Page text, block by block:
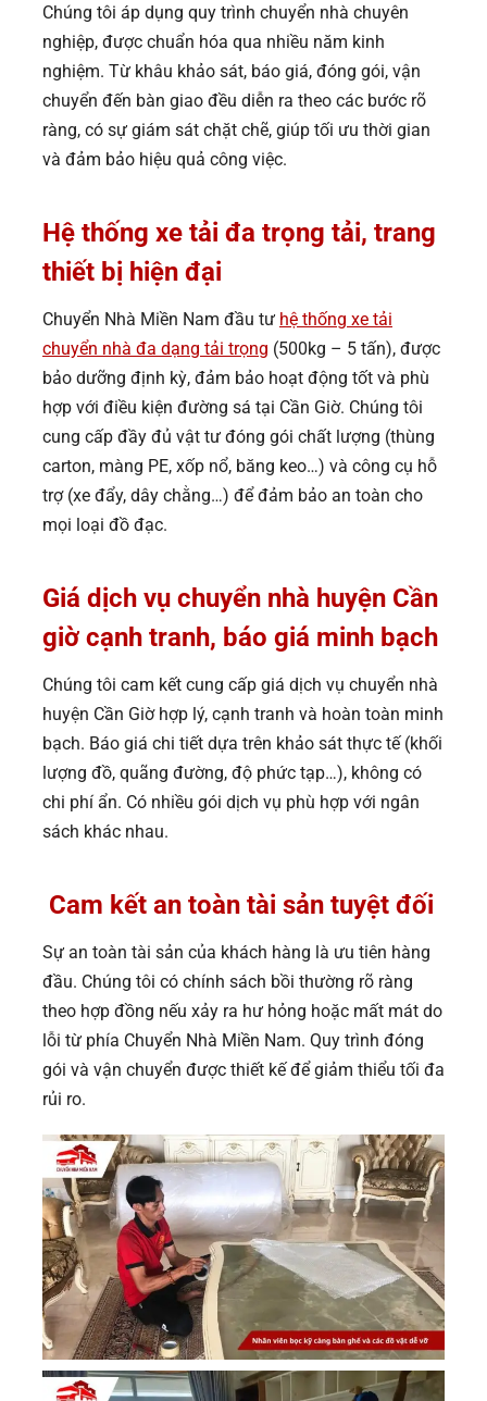
Chúng tôi áp dụng quy trình chuyển nhà chuyên
nghiệp, được chuẩn hóa qua nhiều năm kinh
nghiệm. Từ khâu khảo sát, báo giá, đóng gói, vận
chuyển đến bàn giao đều diễn ra theo các bước rõ
ràng, có sự giám sát chặt chẽ, giúp tối ưu thời gian
và đảm bảo hiệu quả công việc.
Hệ thống xe tải đa trọng tải, trang
thiết bị hiện đại
Chuyển Nhà Miền Nam đầu tư hệ thống xe tải
chuyển nhà đa dạng tải trọng (500kg – 5 tấn), được
bảo dưỡng định kỳ, đảm bảo hoạt động tốt và phù
hợp với điều kiện đường sá tại Cần Giờ. Chúng tôi
cung cấp đầy đủ vật tư đóng gói chất lượng (thùng
carton, màng PE, xốp nổ, băng keo…) và công cụ hỗ
trợ (xe đẩy, dây chằng…) để đảm bảo an toàn cho
mọi loại đồ đạc.
Giá dịch vụ chuyển nhà huyện Cần
giờ cạnh tranh, báo giá minh bạch
Chúng tôi cam kết cung cấp giá dịch vụ chuyển nhà
huyện Cần Giờ hợp lý, cạnh tranh và hoàn toàn minh
bạch. Báo giá chi tiết dựa trên khảo sát thực tế (khối
lượng đồ, quãng đường, độ phức tạp…), không có
chi phí ẩn. Có nhiều gói dịch vụ phù hợp với ngân
sách khác nhau.
Cam kết an toàn tài sản tuyệt đối
Sự an toàn tài sản của khách hàng là ưu tiên hàng
đầu. Chúng tôi có chính sách bồi thường rõ ràng
theo hợp đồng nếu xảy ra hư hỏng hoặc mất mát do
lỗi từ phía Chuyển Nhà Miền Nam. Quy trình đóng
gói và vận chuyển được thiết kế để giảm thiểu tối đa
rủi ro.